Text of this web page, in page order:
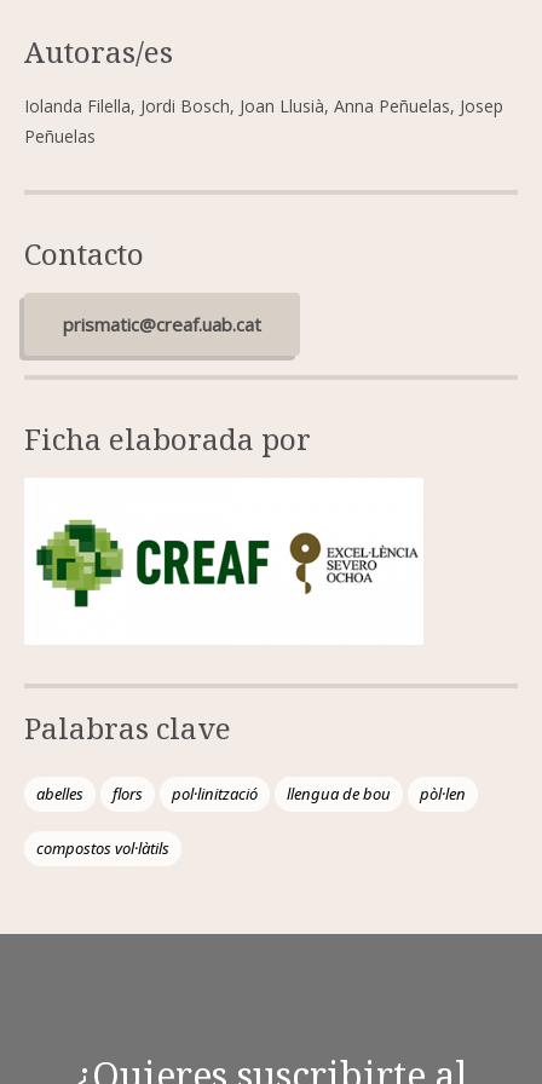
Autoras/es
Iolanda Filella, Jordi Bosch, Joan Llusià, Anna Peñuelas, Josep
Peñuelas
Contacto
prismatic@creaf.uab.cat
Ficha elaborada por
Palabras clave
abelles flors pol·linització llengua de bou pòl·len
compostos vol·làtils